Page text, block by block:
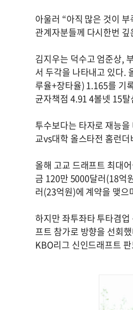
아울러 “아직 많은 것이
관계자분들께 다시한번
김지우는 덕수고 엄준상,
서 두각을 나타내고 있다.
루율+장타율) 1.165를 기
균자책점 4.91 4볼넷 15
투수보다는 타자로 재능
교vs대학 올스타전 홈런
올해 고교 드래프트 최대
금 120만 5000달러(18억
러(23억원)에 계약을 맺
하지만 좌투좌타 투타겸
프트 참가로 방향을 선회
KBO리그 신인드래프트